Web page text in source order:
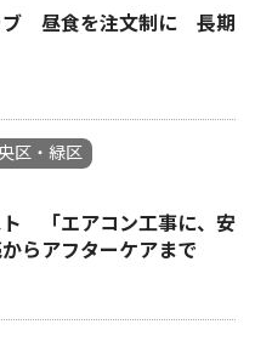
ブ 昼食を注文制に 長期
区・緑区
ト 「エアコン工事に、安
らアフターケアまで